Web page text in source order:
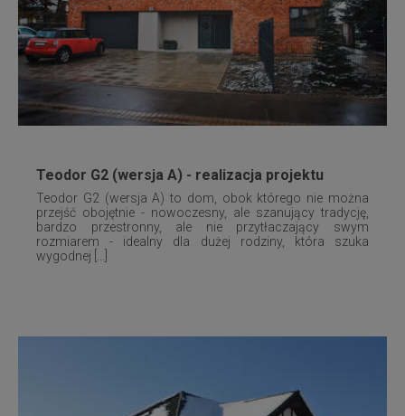
Teodor G2 (wersja A) - realizacja projektu
Teodor G2 (wersja A) to dom, obok którego nie można
przejść obojętnie - nowoczesny, ale szanujący tradycję,
bardzo przestronny, ale nie przytłaczający swym
rozmiarem - idealny dla dużej rodziny, która szuka
wygodnej [...]